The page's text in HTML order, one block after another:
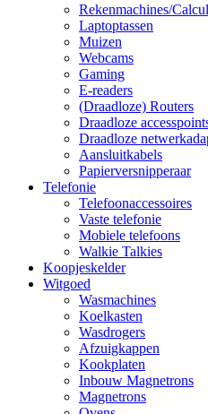
Rekenmachines/
Laptoptassen
Muizen
Webcams
Gaming
E-readers
(Draadloze) Routers
Draadloze
Draadloze
Aansluitkabels
Papierversnipperaar
Telefonie
Telefoonaccessoires
Vaste telefonie
Mobiele telefoons
Walkie Talkies
Koopjeskelder
Witgoed
Wasmachines
Koelkasten
Wasdrogers
Afzuigkappen
Kookplaten
Inbouw Magnetrons
Magnetrons